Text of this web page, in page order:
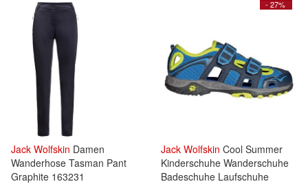
Jack Wolfskin Damen
Wanderhose Tasman Pant
Graphite 163231
- 27%
Jack Wolfskin Cool Summer
Kinderschuhe Wanderschuhe
Badeschuhe Laufschuhe